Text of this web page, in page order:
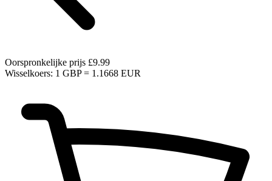
Oorspronkelijke prijs £9.99
Wisselkoers: 1 GBP = 1.1668 EUR